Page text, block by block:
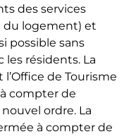
des services
du logement) et
possible sans
résidents. La
de Tourisme
compter de
ordre. La
à compter de